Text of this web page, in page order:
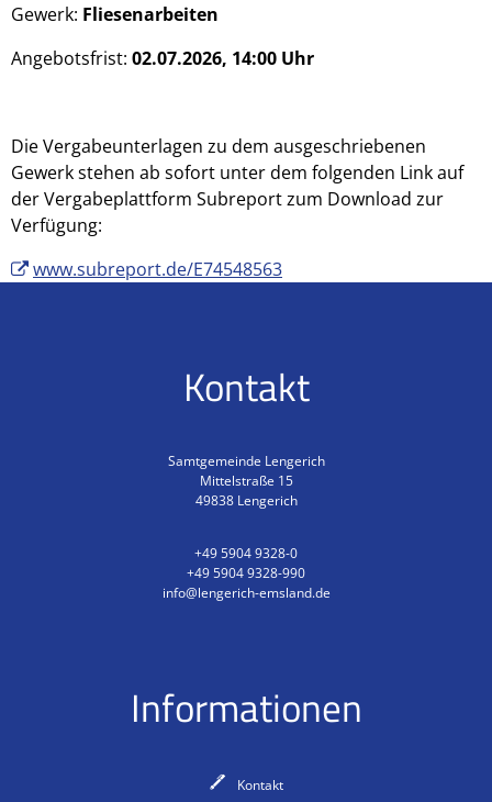
Gewerk: Fliesenarbeiten
Angebotsfrist: 02.07.2026, 14:00 Uhr
Die Vergabeunterlagen zu dem ausgeschriebenen
Gewerk stehen ab sofort unter dem folgenden Link auf
der Vergabeplattform Subreport zum Download zur
Verfügung:
www.subreport.de/E74548563
Kontakt
Samtgemeinde Lengerich
Mittelstraße 15
49838 Lengerich
+49 5904 9328-0
+49 5904 9328-990
info@lengerich-emsland.de
Informationen
Kontakt